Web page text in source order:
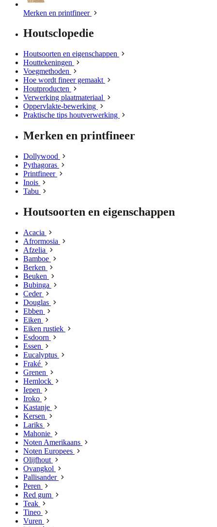
Merken en printfineer
Houtsclopedie
Houtsoorten en eigenschappen
Houttekeningen
Voegmethoden
Hoe wordt fineer gemaakt
Houtproducten
Verwerking plaatmateriaal
Oppervlakte-bewerking
Praktische tips houtverwerking
Merken en printfineer
Dollywood
Pythagoras
Printfineer
Inois
Tabu
Houtsoorten en eigenschappen
Acacia
Afrormosia
Afzelia
Bamboe
Berken
Beuken
Bubinga
Ceder
Douglas
Ebben
Eiken
Eiken rustiek
Esdoorn
Essen
Eucalyptus
Fraké
Grenen
Hemlock
Iepen
Iroko
Kastanje
Kersen
Lariks
Mahonie
Noten Amerikaans
Noten Europees
Olijfhout
Ovangkol
Pallisander
Peren
Red gum
Teak
Tineo
Vuren